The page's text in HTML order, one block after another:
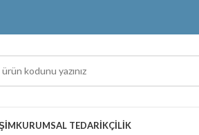
KURUMSAL TEDARIKÇILIK